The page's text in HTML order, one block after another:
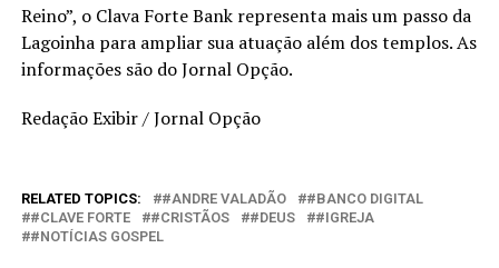
Reino”, o Clava Forte Bank representa mais um passo da
Lagoinha para ampliar sua atuação além dos templos. As
informações são do Jornal Opção.
Redação Exibir / Jornal Opção
RELATED TOPICS: #ANDRE VALADÃO
#BANCO DIGITAL
#CLAVE FORTE
#CRISTÃOS #DEUS
#IGREJA
#NOTÍCIAS GOSPEL